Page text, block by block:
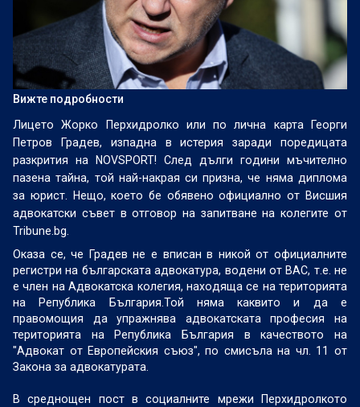
Вижте подробности
Лицето Жорко Перхидролко или по лична карта Георги
Петров Градев, изпадна в истерия заради поредицата
разкрития на NOVSPORT! След дълги години мъчително
пазена тайна, той най-накрая си призна, че няма диплома
за юрист. Нещо, което бе обявено официално от Висшия
адвокатски съвет в отговор на запитване на колегите от
Tribune.bg.
Оказа се, че Градев не е вписан в никой от официалните
регистри на българската адвокатура, водени от ВАС, т.е. не
е член на Адвокатска колегия, находяща се на територията
на Република България.Той няма каквито и да е
правомощия да упражнява адвокатската професия на
територията на Република България в качеството на
"Адвокат от Европейския съюз", по смисъла на чл. 11 от
Закона за адвокатурата.
В среднощен пост в социалните мрежи Перхидролкото